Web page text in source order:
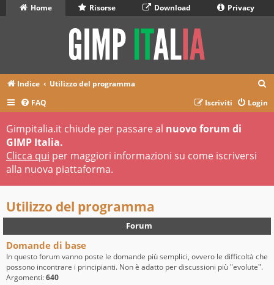
Home Risorse Download Privacy
Indice Utilizzo del programma
r
FAQ Login
Iscriviti
Gimpitalia.it chiude per passare al nuovo forum di
GIMP Italia.
Clicca qui per maggiori informazioni su come iscriversi
alla nuova piattaforma.
Utilizzo del programma
Forum
Domande di base
In questo forum vanno poste le domande più semplici, ovvero le difficoltà che
possono incontrare i principianti. Non è adatto per discussioni più "evolute".
Argomenti:640